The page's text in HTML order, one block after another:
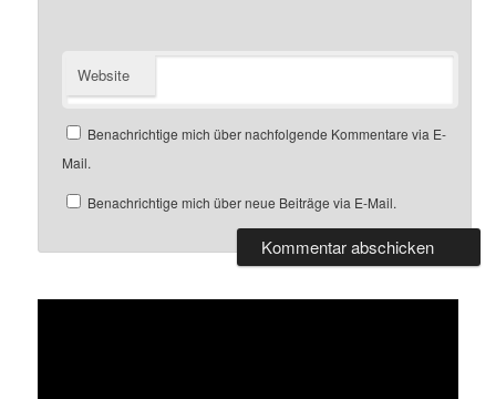
Website
Benachrichtige mich über nachfolgende Kommentare via E-
Mail.
Benachrichtige mich über neue Beiträge via E-Mail.